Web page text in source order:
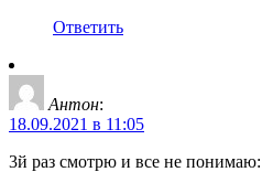
Ответить
Антон:
18.09.2021 в 11:05
3й раз смотрю и все не понимаю: